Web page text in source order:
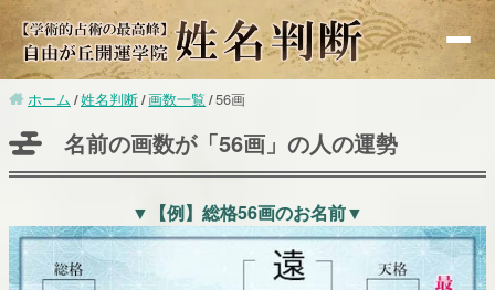
基礎知識
赤ちゃんの命名
無料鑑定
ホーム 姓名判断 画数一覧 56画
名前の画数が「56画」の人の運勢
▼【例】総格56画のお名前▼